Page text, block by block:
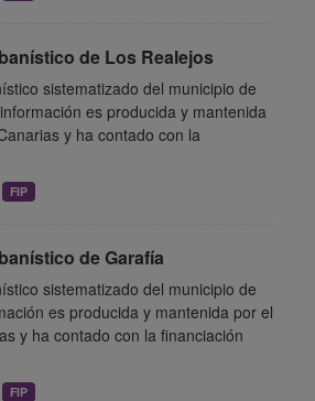
de Los Realejos
sistematizado del municipio de
es producida y mantenida
y ha contado con la
FIP
de Garafía
sistematizado del municipio de
es producida y mantenida por el
y ha contado con la financiación
FIP